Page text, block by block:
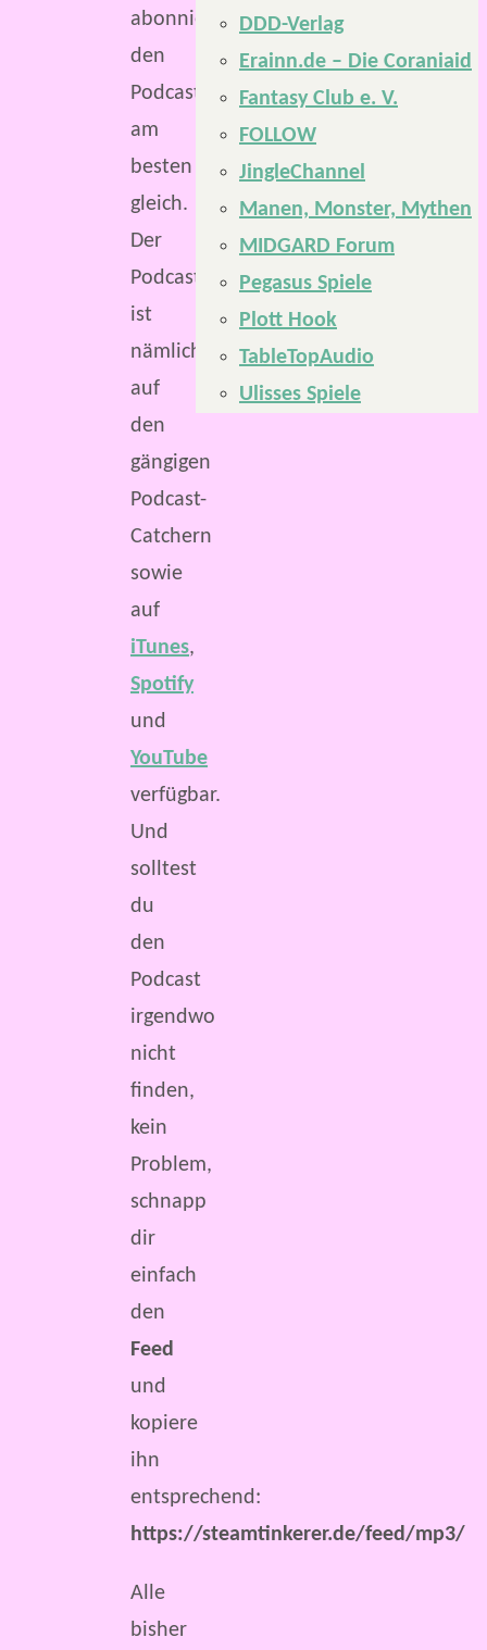
abonniere
den
Podcast
am
besten
gleich.
Der
Podcast
ist
nämlich
auf
den
gängigen
Podcast-
Catchern
sowie
auf
iTunes,
Spotify
und
YouTube
verfügbar.
Und
solltest
du
den
Podcast
irgendwo
nicht
finden,
kein
Problem,
schnapp
dir
einfach
den
Feed
und
kopiere
ihn
entsprechend:
https://steamtinkerer.de/feed/mp3/
Alle
bisher
DDD-Verlag
Erainn.de – Die Coraniaid
Fantasy Club e. V.
FOLLOW
JingleChannel
Manen, Monster, Mythen
MIDGARD Forum
Pegasus Spiele
Plott Hook
TableTopAudio
Ulisses Spiele